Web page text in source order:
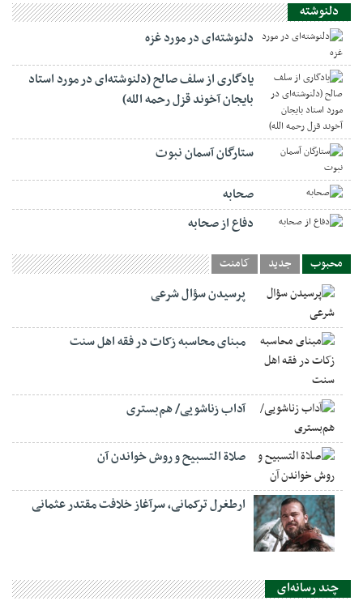
دلنوشته
دلنوشته‌ای در مورد غزه
یادگاری از سلف صالح (دلنوشته‌ای در مورد استاد
بایجان آخوند قزل رحمه الله)
ستارگان آسمان نبوت
صحابه
دفاع از صحابه
محبوب جدید کامنت
پرسیدن سؤال شرعی
مبنای محاسبه زکات در فقه اهل سنت
آداب زناشویی/ هم‌بستری
صلاة التسبيح و روش خواندن آن
ارطغرل ترکمانی، سرآغاز خلافت مقتدر عثمانی
چند رسانه‌ای